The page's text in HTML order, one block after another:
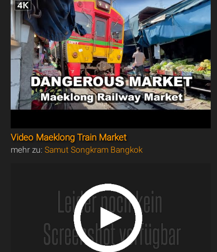
Video Maeklong Train Market
mehr zu:Samut Songkram Bangkok